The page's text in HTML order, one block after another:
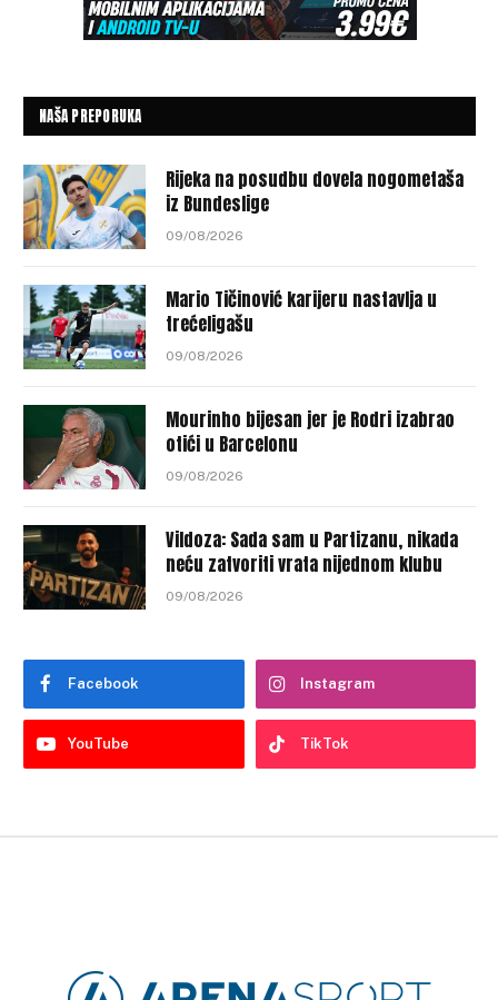
NAŠA PREPORUKA
Rijeka na posudbu dovela nogometaša
iz Bundeslige
09/08/2026
Mario Tičinović karijeru nastavlja u
trećeligašu
09/08/2026
Mourinho bijesan jer je Rodri izabrao
otići u Barcelonu
09/08/2026
Vildoza: Sada sam u Partizanu, nikada
neću zatvoriti vrata nijednom klubu
09/08/2026
Facebook Instagram
YouTube TikTok